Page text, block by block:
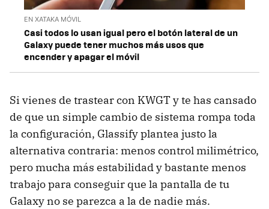
EN XATAKA MÓVIL
Casi todos lo usan igual pero el botón lateral de un
Galaxy puede tener muchos más usos que
encender y apagar el móvil
Si vienes de trastear con KWGT y te has cansado
de que un simple cambio de sistema rompa toda
la configuración, Glassify plantea justo la
alternativa contraria: menos control milimétrico,
pero mucha más estabilidad y bastante menos
trabajo para conseguir que la pantalla de tu
Galaxy no se parezca a la de nadie más.